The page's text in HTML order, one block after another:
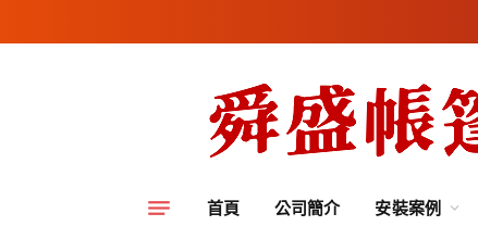
首頁 公司簡介 安裝案例